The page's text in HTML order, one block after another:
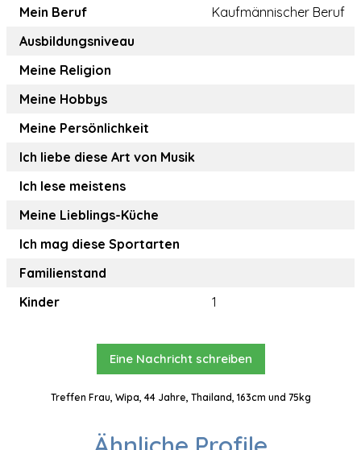
Mein Beruf
Kaufmännischer Beruf
Ausbildungsniveau
Meine Religion
Meine Hobbys
Meine Persönlichkeit
Ich liebe diese Art von Musik
Ich lese meistens
Meine Lieblings-Küche
Ich mag diese Sportarten
Familienstand
Kinder
1
Eine Nachricht schreiben
Treffen Frau, Wipa, 44 Jahre, Thailand, 163cm und 75kg